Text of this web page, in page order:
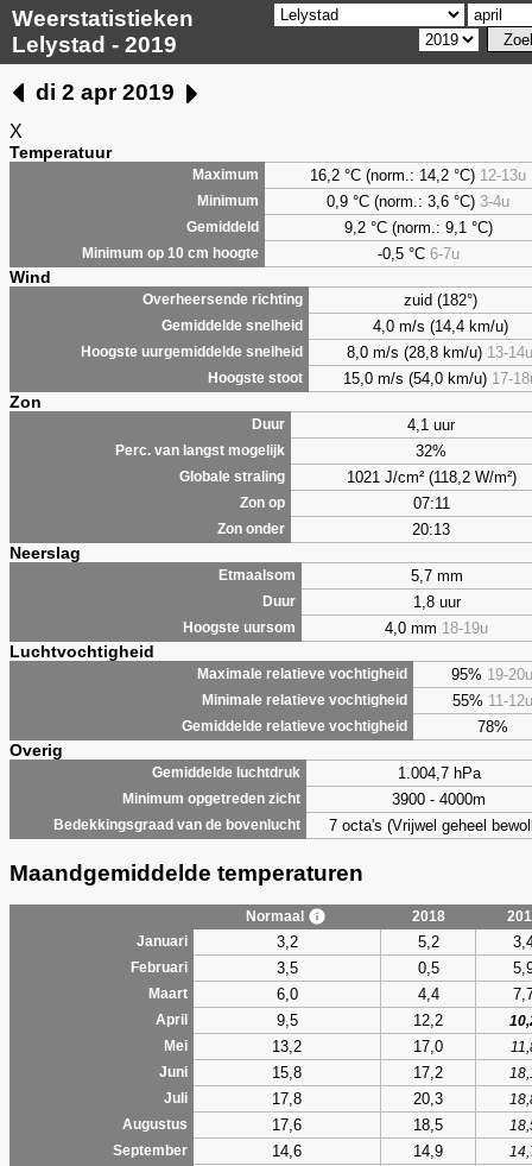
Weerstatistieken
Lelystad - 2019
di 2 apr 2019
X
Temperatuur
Maximum 16,2 °C (norm.: 14,2 °C) 12-13u
Minimum 0,9 °C (norm.: 3,6 °C) 3-4u
Gemiddeld 9,2°C (norm.: 9,1 °C)
Minimum op 10 cm hoogte -0,5 °C 6-7u
Wind
Overheersende richting zuid (182°)
Gemiddelde snelheid 4,0 m/s (14,4 km/u)
Hoogste uurgemiddelde snelheid 8,0 m/s (28,8 km/u) 13-14u
Hoogste stoot 15,0 m/s (54,0 km/u) 17-
Zon
Duur 4,1 uur
Perc. van langst mogelijk 32%
Globale straling 1021 J/cm² (118,2 W/m²)
Zon op 07:11
Zon onder 20:13
Neerslag
Etmaalsom 5,7 mm
Duur 1,8 uur
Hoogste uursom 4,0 mm 18-19u
Luchtvochtigheid
Maximale relatieve vochtigheid 95% 19-20u
Minimale relatieve vochtigheid 55% 11-12u
Gemiddelde relatieve vochtigheid 78%
Overig
Gemiddelde luchtdruk 1.004,7 hPa
Minimum opgetreden zicht 3900 - 4000m
Bedekkingsgraad van de bovenlucht 7 octa's (Vrijwel geheel
Maandgemiddelde temperaturen
Normaal 2018
Januari
3,2 5,2
Februari 3,5 0,5
Maart 6,0 4,4
April 9,5 12,2
Mei
13,2 17,0
Juni
15,8 17,2
Juli
17,8 20,3
Augustus
17,6 18,5
September
14,6 14,9